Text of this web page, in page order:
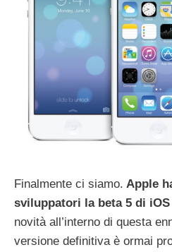
Finalmente ci siamo. Apple
sviluppatori la beta 5 di iOS
novità all’interno di questa
versione definitiva è ormai